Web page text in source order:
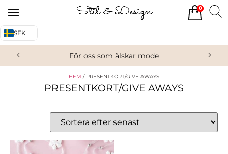
SEK
För oss som älskar mode
HEM / PRESENTKORT/GIVE AWAYS
PRESENTKORT/GIVE AWAYS
0
Alla produkter
Underdelar
Skor/Stövlar
Om oss
Kontakta oss